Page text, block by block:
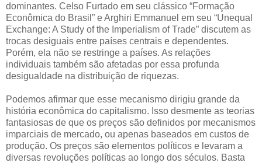
dominantes. Celso Furtado em seu clássico “Formação
Econômica do Brasil” e Arghiri Emmanuel em seu “Unequal
Exchange: A Study of the Imperialism of Trade” discutem as
trocas desiguais entre países centrais e dependentes.
Porém, ela não se restringe a países. As relações
individuais também são afetadas por essa profunda
desigualdade na distribuição de riquezas.
Podemos afirmar que esse mecanismo dirigiu grande da
história econômica do capitalismo. Isso desmente as teorias
fantasiosas de que os preços são definidos por mecanismos
imparciais de mercado, ou apenas baseados em custos de
produção. Os preços são elementos políticos e levaram a
diversas revoluções políticas ao longo dos séculos. Basta